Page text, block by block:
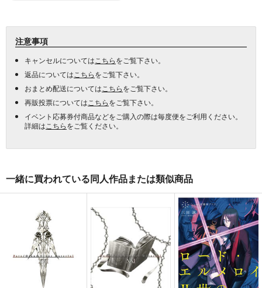
注意事項
キャンセルについては こちらをご覧下さい。
返品については こちらをご覧下さい。
おまとめ配送については こちらをご覧下さい。
再販投票については こちらをご覧下さい。
イベント応募券付商品などをご購入の際は毎度便をご利用ください。
詳細は こちらをご覧ください。
一緒に買われている同人作品または類似商品